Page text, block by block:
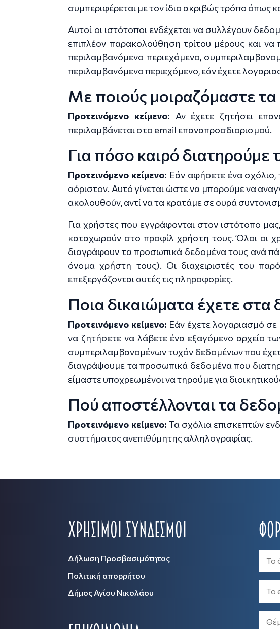
συμπεριφέρεται με τον ίδιο ακριβώς τρόπο όπως
Αυτοί οι ιστότοποι ενδέχεται να συλλέγουν
επιπλέον παρακολούθηση τρίτου μέρους και
περιλαμβανόμενο περιεχόμενο,
περιλαμβανόμενο περιεχόμενο, εάν έχετε
Με ποιούς μοιραζόμαστε
Προτεινόμενο κείμενο: Αν έχετε ζητήσει
περιλαμβάνεται στο email επαναπροσδιορισμού.
Για πόσο καιρό διατηρούμε
Προτεινόμενο κείμενο: Εάν αφήσετε ένα σχόλιο,
αόριστον. Αυτό γίνεται ώστε να μπορούμε να
ακολουθούν, αντί να τα κρατάμε σε ουρά
Για χρήστες που εγγράφονται στον ιστότοπο
καταχωρούν στο προφίλ χρήστη τους. Όλοι οι
διαγράφουν τα προσωπικά δεδομένα τους ανά
όνομα χρήστη τους). Οι διαχειριστές του
επεξεργάζονται αυτές τις πληροφορίες.
Ποια δικαιώματα έχετε στα
Προτεινόμενο κείμενο: Εάν έχετε λογαριασμό
να ζητήσετε να λάβετε ένα εξαγόμενο αρχείο
συμπεριλαμβανομένων τυχόν δεδομένων που
διαγράψουμε τα προσωπικά δεδομένα που
είμαστε υποχρεωμένοι να τηρούμε για
Πού αποστέλλονται τα
Προτεινόμενο κείμενο: Τα σχόλια επισκεπτών
συστήματος ανεπιθύμητης αλληλογραφίας.
Χρήσιμοι Σύνδεσμοι
Δήλωση Προσβασιμότητας
Πολιτική απορρήτου
Δήμος Αγίου Νικολάου